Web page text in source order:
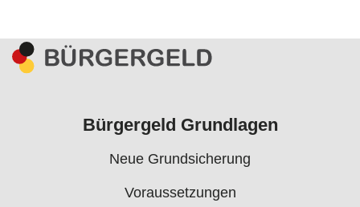
Bürgergeld Grundlagen
Neue Grundsicherung
Voraussetzungen